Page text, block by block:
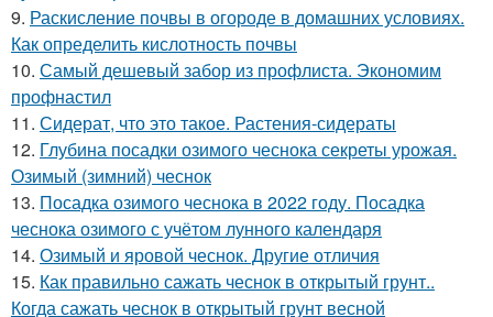
9. Раскисление почвы в огороде в домашних условиях.
Как определить кислотность почвы
10. Самый дешевый забор из профлиста. Экономим
профнастил
11. Сидерат, что это такое. Растения-сидераты
12. Глубина посадки озимого чеснока секреты урожая.
Озимый (зимний) чеснок
13. Посадка озимого чеснока в 2022 году. Посадка
чеснока озимого с учётом лунного календаря
14. Озимый и яровой чеснок. Другие отличия
15. Как правильно сажать чеснок в открытый грунт..
Когда сажать чеснок в открытый грунт весной